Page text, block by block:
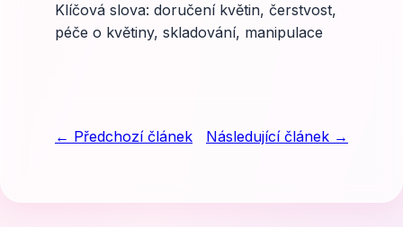
Klíčová slova: doručení květin, čerstvost,
péče o květiny, skladování, manipulace
← Předchozí článek Následující článek →